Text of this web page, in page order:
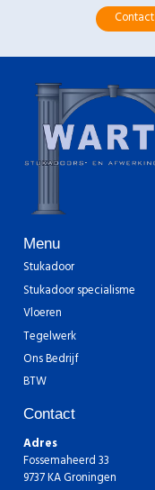
Contact
Menu
Stukadoor
Stukadoor specialisme
Vloeren
Tegelwerk
Ons Bedrijf
BTW
Contact
Adres
Fossemaheerd 33
9737 KA Groningen